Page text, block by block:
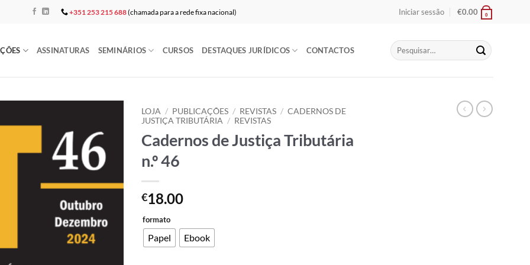
+351 253 215 688(chamada para a rede fixa nacional) Iniciar sessão €0.00 0
ASSINATURAS SEMINÁRIOS CURSOS DESTAQUES JURÍDICOS CONTACTOS
Pesquisar
por:
Add to
wishlist
LOJA / PUBLICAÇÕES / REVISTAS / CADERNOS DE
JUSTIÇA TRIBUTÁRIA / REVISTAS
Cadernos de Justiça Tributária
n.º 46
€18.00
formato
Papel Ebook